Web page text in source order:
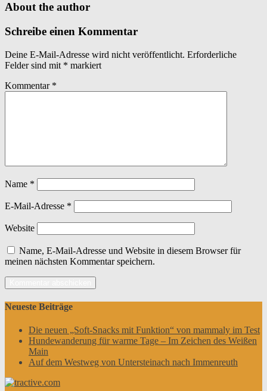
About the author
Schreibe einen Kommentar
Deine E-Mail-Adresse wird nicht veröffentlicht. Erforderliche
Felder sind mit * markiert
Kommentar *
Name *
E-Mail-Adresse *
Website
Name, E-Mail-Adresse und Website in diesem Browser für
meinen nächsten Kommentar speichern.
Neueste Beiträge
Die neuen „Soft-Snacks mit Funktion“ von mammaly im Test
Hundewanderung für warme Tage – Im Zeichen des Weißen
Main
Auf dem Westweg von Untersteinach nach Immenreuth